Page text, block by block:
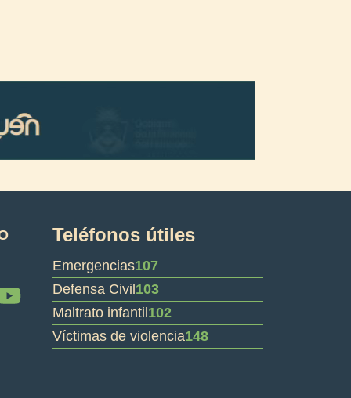
Y
o
Teléfonos útiles
Emergencias107
Defensa Civil 103
Maltrato infantil 102
Víctimas de violencia148